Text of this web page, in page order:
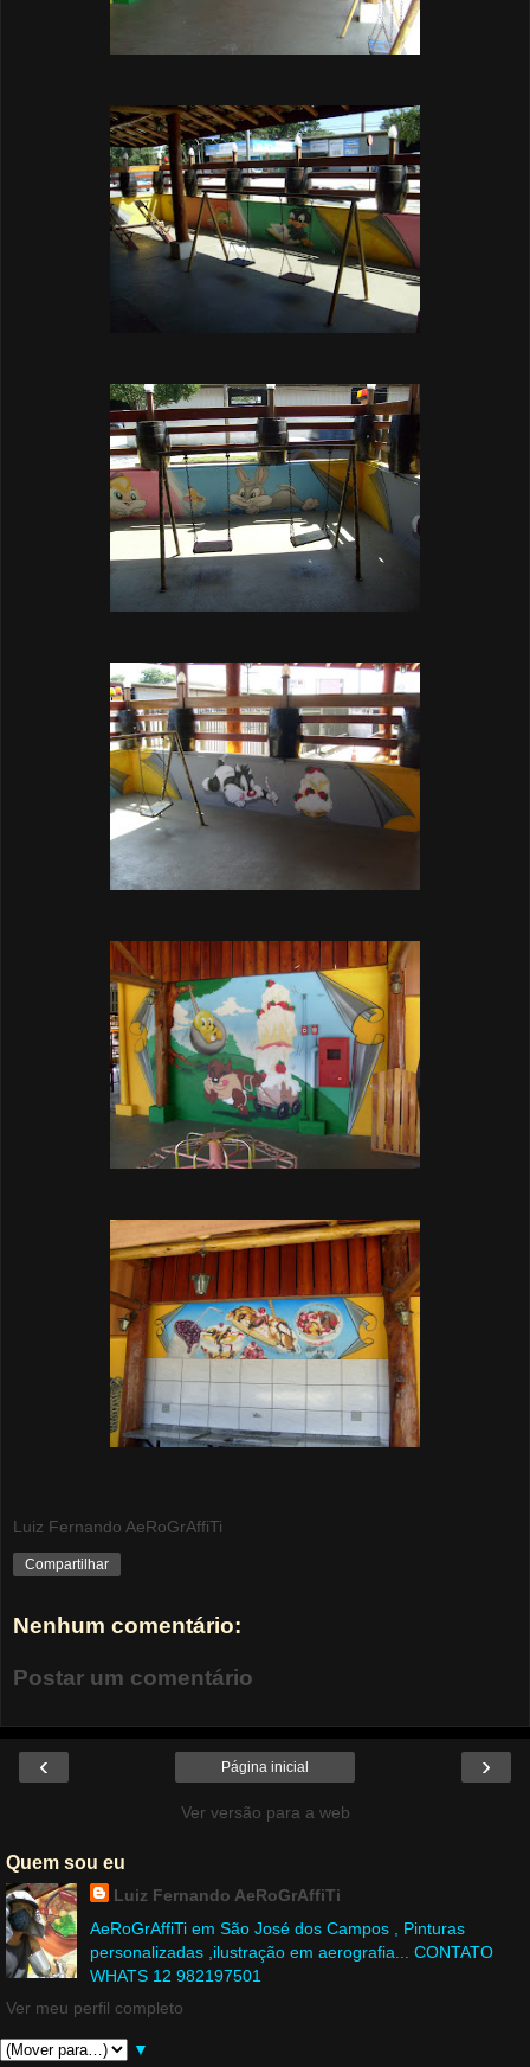
Luiz Fernando AeRoGrAffiTi
Compartilhar
Nenhum comentário:
Postar um comentário
‹ ›
Página inicial
Ver versão para a web
Quem sou eu
Luiz Fernando AeRoGrAffiTi
AeRoGrAffiTi em São José dos Campos , Pinturas
personalizadas ,ilustração em aerografia... CONTATO
WHATS 12 982197501
Ver meu perfil completo
▼